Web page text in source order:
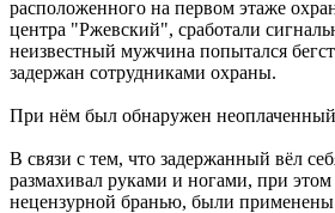
расположенного на первом этаже
центра "Ржевский", сработали
неизвестный мужчина попытался
задержан сотрудниками охраны.
При нём был обнаружен неоплаченный
В связи с тем, что задержанный вёл
размахивал руками и ногами, при
нецензурной бранью, были